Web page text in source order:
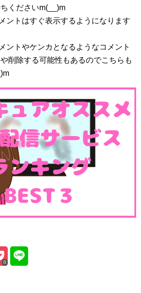
スパークルに変身予定の河野ひより
テーヌに変身予定の沢泉ちゆちゃん
ゃんと絡んで感じですねー
べりな感じで、ちゆちゃんは青キュ
ていたので運動が出来そうな感じで
くださいm(__)m
ントはすぐ表示するようになります
ントやケンカとなるようなコメント
削除する可能性もあるのでこちらも
0